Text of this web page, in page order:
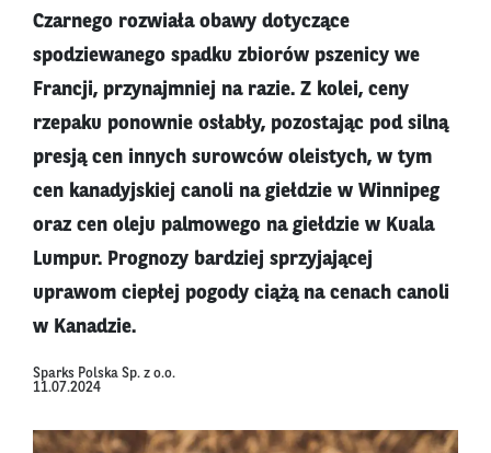
Czarnego rozwiała obawy dotyczące
spodziewanego spadku zbiorów pszenicy we
Francji, przynajmniej na razie. Z kolei, ceny
rzepaku ponownie osłabły, pozostając pod silną
presją cen innych surowców oleistych, w tym
cen kanadyjskiej canoli na giełdzie w Winnipeg
oraz cen oleju palmowego na giełdzie w Kuala
Lumpur. Prognozy bardziej sprzyjającej
uprawom ciepłej pogody ciążą na cenach canoli
w Kanadzie.
Sparks Polska Sp. z o.o.
11.07.2024